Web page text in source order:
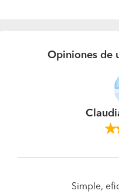
Opiniones de
Simple,